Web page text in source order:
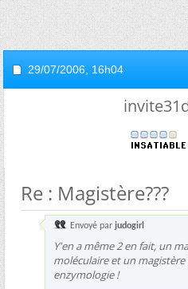
29/07/2006, 16h04
Re : Magistère???
Envoyé par judogirl
Y'en a même 2 en fait, un
moléculaire et un
enzymologie !